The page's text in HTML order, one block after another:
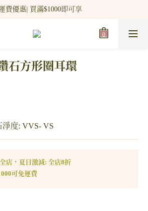
站會員登記 即贈$100 購物金!
費優惠| 買滿$1000即可享
站會員登記 即贈$100 購物金!
石方形圈耳環
淨度: VVS- VS
全店，夏日激減: 全店8折
可免運費